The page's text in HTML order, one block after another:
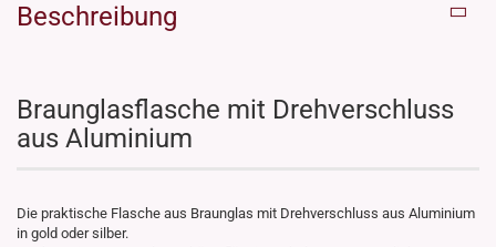
Beschreibung
Braunglasflasche mit Drehverschluss
aus Aluminium
Die praktische Flasche aus Braunglas mit Drehverschluss aus Aluminium
in gold oder silber.